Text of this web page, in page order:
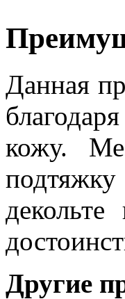
Данная
кожу.
Другие